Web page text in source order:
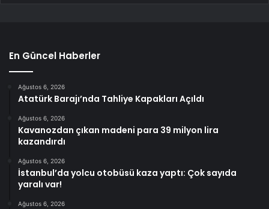
En Güncel Haberler
Ağustos 6, 2026
Atatürk Barajı’nda Tahliye Kapakları Açıldı
Ağustos 6, 2026
Kavanozdan çıkan madeni para 39 milyon lira
kazandırdı
Ağustos 6, 2026
İstanbul’da yolcu otobüsü kaza yaptı: Çok sayıda
yaralı var!
Ağustos 6, 2026